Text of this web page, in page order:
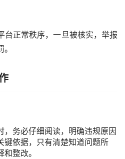
台正常秩序，一旦被核实，举报
，务必仔细阅读，明确违规原因
键依据，只有清楚知道问题所
整改。